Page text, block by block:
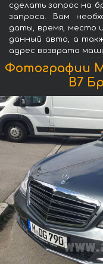
сделать запрос на
запроса. Вам
даты, время, место
данный авто, а
адрес возврата
Фотографии
B7